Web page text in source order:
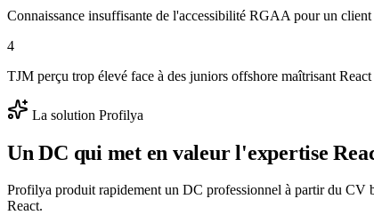
Connaissance insuffisante de l'accessibilité RGAA pour un
4
TJM perçu trop élevé face à des juniors offshore maîtrisant React
La solution Profilya
Un DC qui met en valeur l'expertise
Profilya produit rapidement un DC professionnel à partir du CV
React.